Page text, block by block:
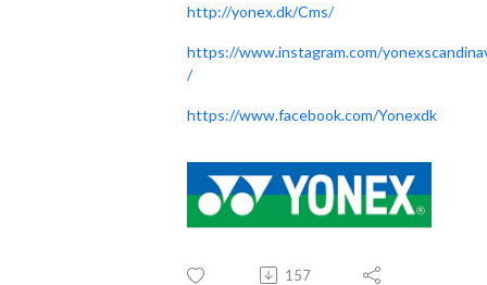
http://yonex.dk/Cms/
https://www.instagram.com/
/
https://www.facebook.com/Yonexdk
157